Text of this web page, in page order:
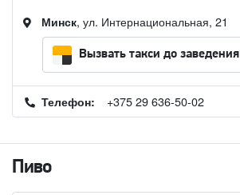
Пиво
Минск, ул. Интернациональная, 21
Вызвать такси до заведения
Телефон: +375 29 636-50-02